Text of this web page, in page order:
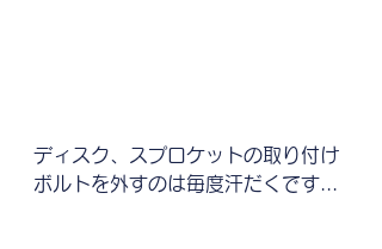
ディスク、スプロケットの取り付け
ボルトを外すのは毎度汗だくです...